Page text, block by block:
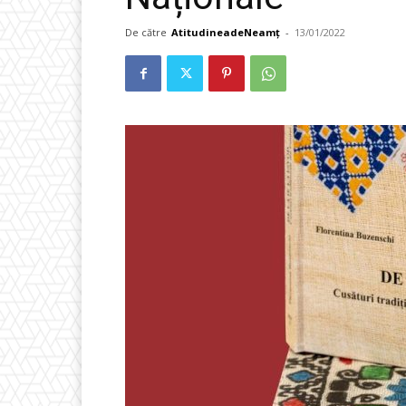
De către AtitudineadeNeamț - 13/01/2022